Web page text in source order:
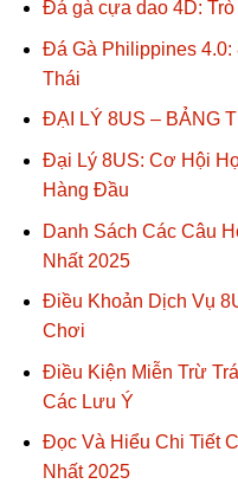
Đá gà cựa dao 4D:
Đá Gà Philippines 4.0:
Thái
ĐẠI LÝ 8US – BẢNG
Đại Lý 8US: Cơ Hội
Hàng Đầu
Danh Sách Các Câu
Nhất 2025
Điều Khoản Dịch Vụ
Chơi
Điều Kiện Miễn Trừ
Các Lưu Ý
Đọc Và Hiểu Chi Tiết
Nhất 2025